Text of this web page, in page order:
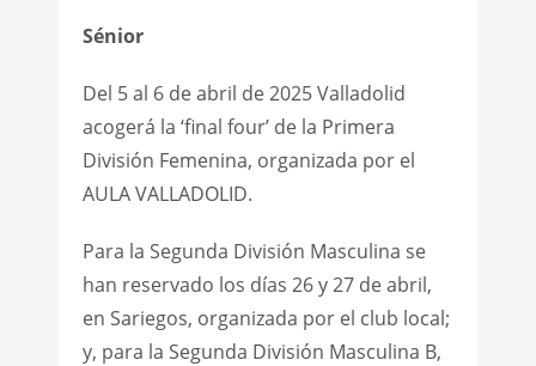
Sénior
Del 5 al 6 de abril de 2025 Valladolid
acogerá la ‘final four’ de la Primera
División Femenina, organizada por el
AULA VALLADOLID.
Para la Segunda División Masculina se
han reservado los días 26 y 27 de abril,
en Sariegos, organizada por el club local;
y, para la Segunda División Masculina B,